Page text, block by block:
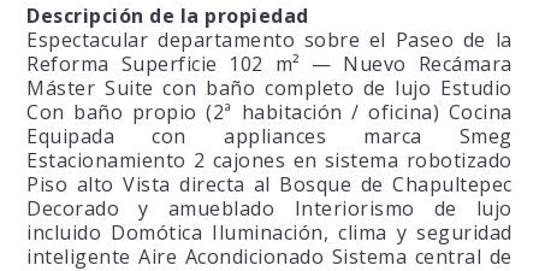
Descripción de la propiedad
Espectacular departamento sobre el Paseo de la
Reforma Superficie 102 m² — Nuevo Recámara
Máster Suite con baño completo de lujo Estudio
Con baño propio (2ª habitación / oficina) Cocina
Equipada con appliances marca Smeg
Estacionamiento 2 cajones en sistema robotizado
Piso alto Vista directa al Bosque de Chapultepec
Decorado y amueblado Interiorismo de lujo
incluido Domótica Iluminación, clima y seguridad
inteligente Aire Acondicionado Sistema central de